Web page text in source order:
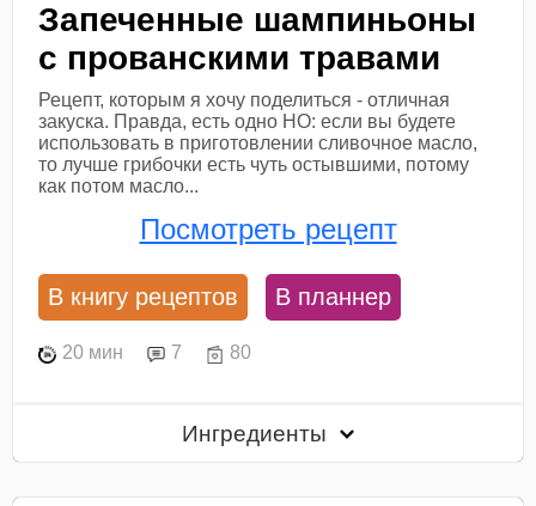
Запеченные шампиньоны
с прованскими травами
Рецепт, которым я хочу поделиться - отличная
закуска. Правда, есть одно НО: если вы будете
использовать в приготовлении сливочное масло,
то лучше грибочки есть чуть остывшими, потому
как потом масло...
Посмотреть рецепт
В книгу рецептов В планнер
20 мин 7 80
Ингредиенты